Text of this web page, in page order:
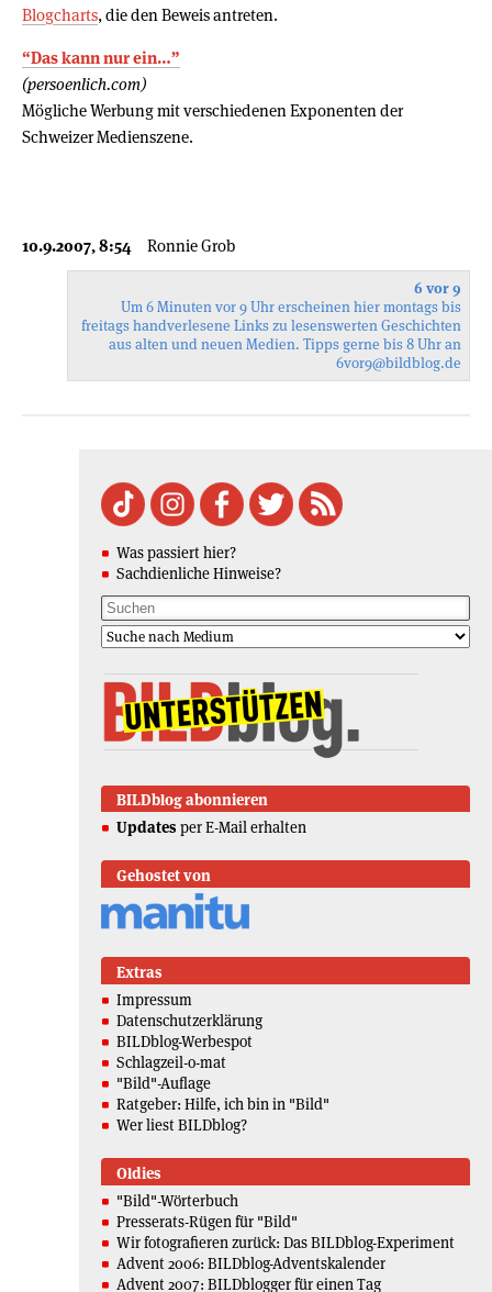
Blogcharts, die den Beweis antreten.
“Das kann nur ein…”
(persoenlich.com)
Mögliche Werbung mit verschiedenen Exponenten der
Schweizer Medienszene.
10.9.2007, 8:54 Ronnie Grob
6 vor 9
Um 6 Minuten vor 9 Uhr erscheinen hier montags bis
freitags handverlesene Links zu lesenswerten Geschichten
aus alten und neuen Medien. Tipps gerne bis 8 Uhr an
6vor9@bildblog.de
Was passiert hier?
Sachdienliche Hinweise?
BILDblog abonnieren
Updates per E-Mail erhalten
Gehostet von
Extras
Impressum
Datenschutzerklärung
BILDblog-Werbespot
Schlagzeil-o-mat
"Bild"-Auflage
Ratgeber: Hilfe, ich bin in "Bild"
Wer liest BILDblog?
Oldies
"Bild"-Wörterbuch
Presserats-Rügen für "Bild"
Wir fotografieren zurück: Das BILDblog-Experiment
Advent 2006: BILDblog-Adventskalender
Advent 2007: BILDblogger für einen Tag